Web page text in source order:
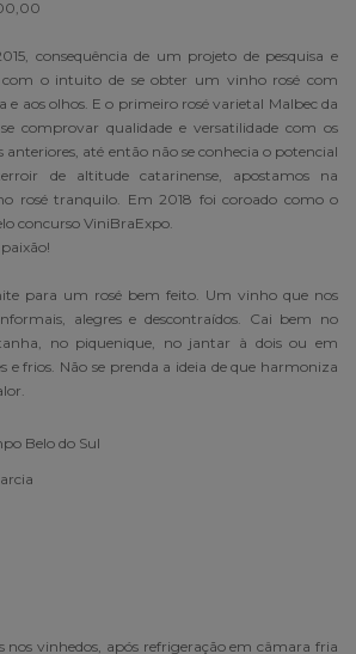
consequência de um projeto de pesquisa e
com o intuito de se obter um vinho rosé com
e aos olhos. E o primeiro rosé varietal Malbec da
comprovar qualidade e versatilidade com os
anteriores, até então não se conhecia o potencial
de altitude catarinense, apostamos na
rosé tranquilo. Em 2018 foi coroado como o
concurso ViniBraExpo.
para um rosé bem feito. Um vinho que nos
alegres e descontraídos. Cai bem no
no piquenique, no jantar à dois ou em
e frios. Não se prenda a ideia de que harmoniza
Belo do Sul
nos vinhedos, após refrigeração em câmara fria